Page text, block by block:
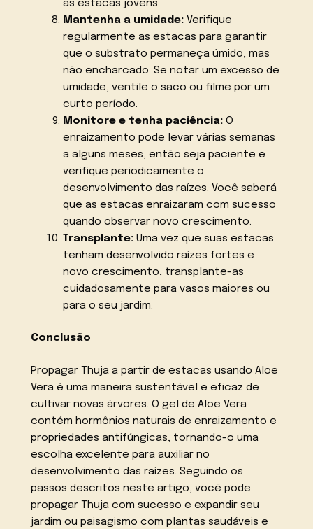
as estacas jovens.
Mantenha a umidade:Verifique
regularmente as estacas para garantir
que o substrato permaneça úmido, mas
não encharcado. Se notar um excesso de
umidade, ventile o saco ou filme por um
curto período.
Monitore e tenha paciência:O
enraizamento pode levar várias semanas
a alguns meses, então seja paciente e
verifique periodicamente o
desenvolvimento das raízes. Você saberá
que as estacas enraizaram com sucesso
quando observar novo crescimento.
Transplante:Uma vez que suas estacas
tenham desenvolvido raízes fortes e
novo crescimento, transplante-as
cuidadosamente para vasos maiores ou
para o seu jardim.
Conclusão
Propagar Thuja a partir de estacas usando Aloe
Vera é uma maneira sustentável e eficaz de
cultivar novas árvores. O gel de Aloe Vera
contém hormônios naturais de enraizamento e
propriedades antifúngicas, tornando-o uma
escolha excelente para auxiliar no
desenvolvimento das raízes. Seguindo os
passos descritos neste artigo, você pode
propagar Thuja com sucesso e expandir seu
jardim ou paisagismo com plantas saudáveis e